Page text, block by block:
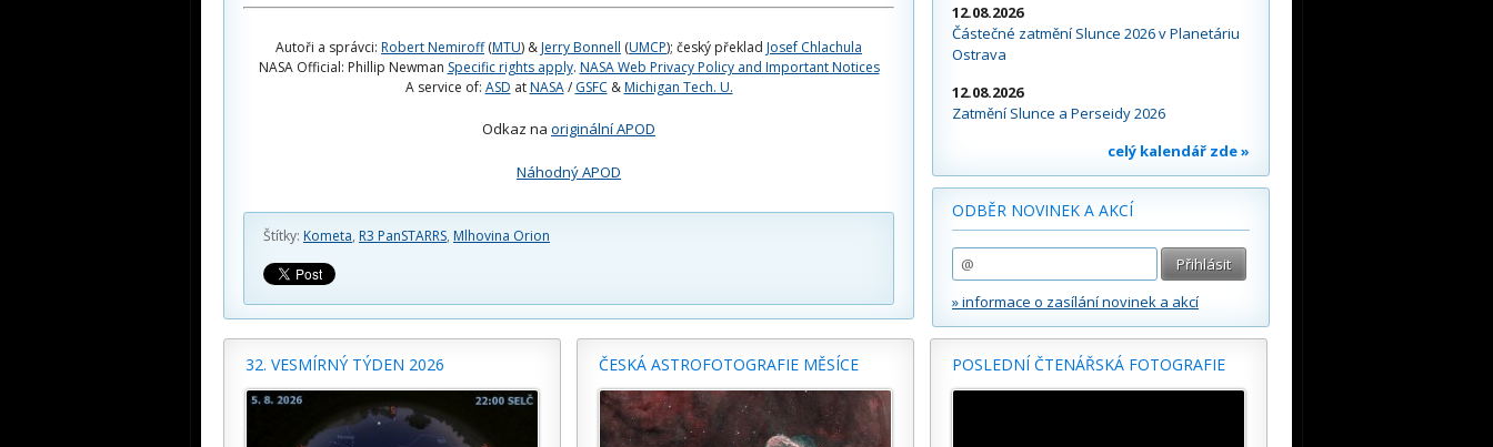
Autoři a správci: Robert Nemiroff(MTU) &Jerry Bonnell (UMCP); český překlad Josef Chlachula
NASA Official: Phillip Newman Specific rights apply. NASA Web Privacy Policy and Important Notices
A service of: ASD atNASA/ GSFC &Michigan Tech. U.
Odkaz na originální APOD
Náhodný APOD
Štítky: Kometa, R3 PanSTARRS, Mlhovina Orion
12.08.2026
Částečné zatmění Slunce 2026 v Planetáriu
Ostrava
12.08.2026
Zatmění Slunce a Perseidy 2026
celý kalendář zde »
ODBĚR NOVINEK A AKCÍ
» informace o zasílání novinek a akcí
32. VESMÍRNÝ TÝDEN 2026 ČESKÁ ASTROFOTOGRAFIE MĚSÍCE POSLEDNÍ ČTENÁŘSKÁ FOTOGRAFIE